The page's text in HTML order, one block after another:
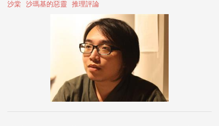
沙棠 沙瑪基的惡靈 推理評論